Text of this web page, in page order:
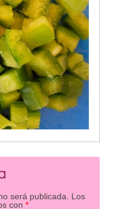
será publicada.
Los
con *